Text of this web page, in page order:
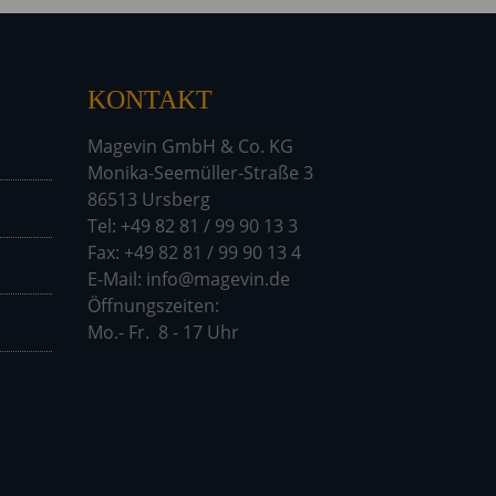
KONTAKT
Magevin GmbH & Co. KG
Monika-Seemüller-Straße 3
86513 Ursberg
Tel: +49 82 81 / 99 90 13 3
Fax: +49 82 81 / 99 90 13 4
E-Mail: info@magevin.de
Mo.- Fr. 8 - 17 Uhr